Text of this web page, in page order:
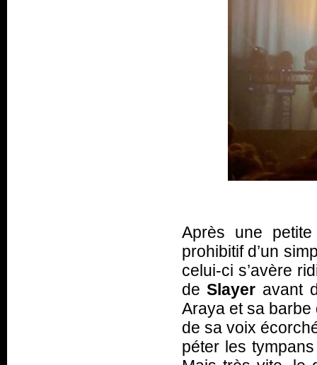
Après une
prohibitif d’un
celui-ci s’avère
deSlayer avant
Araya et sa barbe
de sa voix
péter les